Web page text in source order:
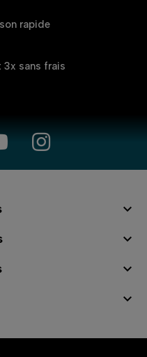
rapide
3x sans frais



